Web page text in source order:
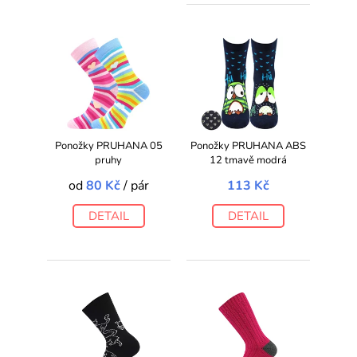
Ponožky PRUHANA 05
pruhy
od80 Kč/ pár
DETAIL
Ponožky PRUHANA ABS
12 tmavě modrá
113 Kč
DETAIL